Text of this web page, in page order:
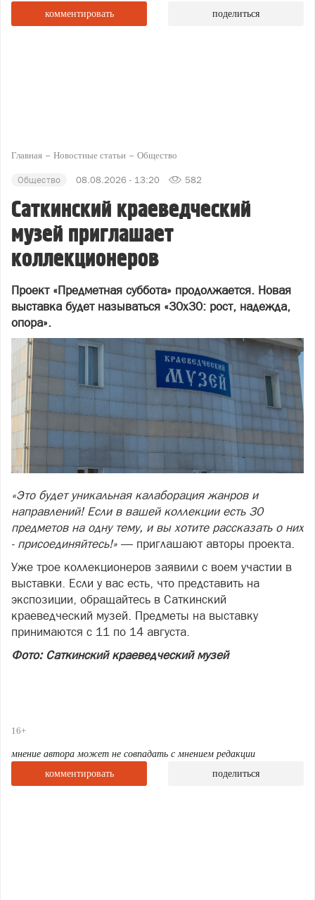
комментировать
поделиться
Главная Новостные статьи Общество
Общество 08.08.2026 - 13:20 582
Саткинский краеведческий
музей приглашает
коллекционеров
Проект «Предметная суббота» продолжается. Новая
выставка будет называться «30х30: рост, надежда,
опора».
«Это будет уникальная калаборация жанров и
направлений! Если в вашей коллекции есть 30
предметов на одну тему, и вы хотите рассказать о них
- присоединяйтесь!» — приглашают авторы проекта.
Уже трое коллекционеров заявили с воем участии в
выставки. Если у вас есть, что представить на
экспозиции, обращайтесь в Саткинский
краеведческий музей. Предметы на выставку
принимаются с 11 по 14 августа.
Фото: Саткинский краеведческий музей
16+
мнение автора может не совпадать с мнением редакции
комментировать
поделиться